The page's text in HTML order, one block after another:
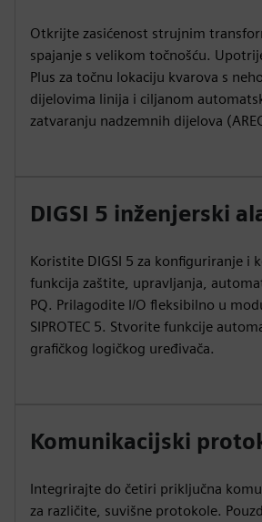
Otkrijte zasićenost strujnim
spajanje s velikom točnošću.
Plus za točnu lokaciju kvarova s
dijelovima linija i ciljanom
zatvaranju nadzemnih dijelova
DIGSI 5 inženjerski
Koristite DIGSI 5 za konfiguriranje i
funkcija zaštite, upravljanja,
PQ. Prilagodite I/O fleksibilno u
SIPROTEC 5. Stvorite funkcije
grafičkog logičkog uređivača.
Komunikacijski
Integrirajte do četiri priključna
za različite, suvišne protokole.